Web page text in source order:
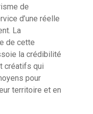
de
d’une réelle
La
de cette
la crédibilité
créatifs qui
pour
territoire et en